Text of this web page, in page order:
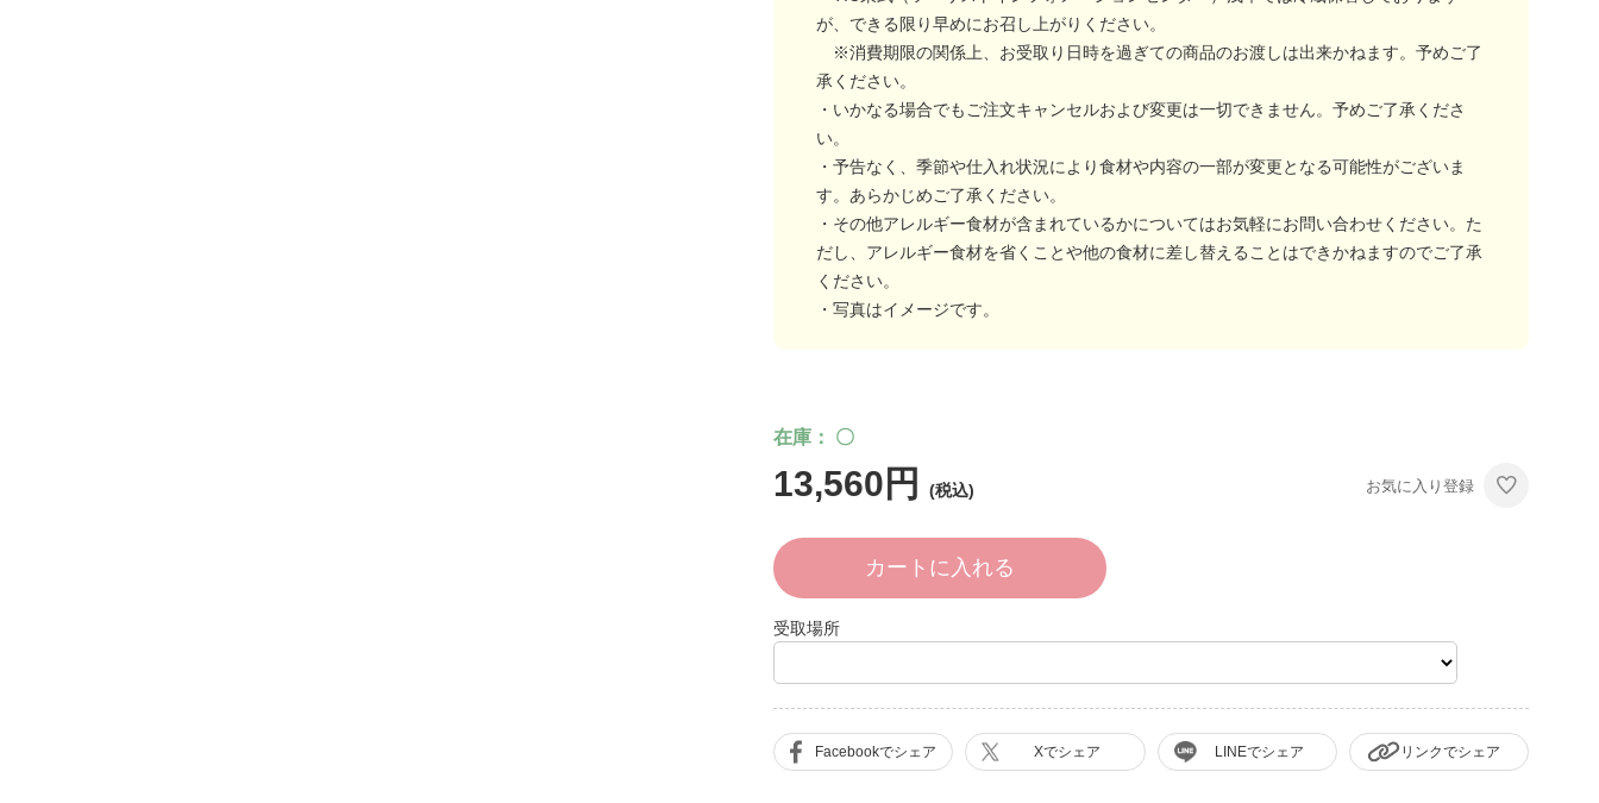
在庫 〇
13,560円 お気に入り登録
受取場所
が、できる限り早めにお召し上がりください。
※消費期限の関係上、お受取り日時を過ぎての商品のお渡しは出来かねます。予めご了
承ください。
・いかなる場合でもご注文キャンセルおよび変更は一切できません。予めご了承くださ
い。
・予告なく、季節や仕入れ状況により食材や内容の一部が変更となる可能性がございま
す。あらかじめご了承ください。
・その他アレルギー食材が含まれているかについてはお気軽にお問い合わせください。た
だし、アレルギー食材を省くことや他の食材に差し替えることはできかねますのでご了承
ください。
・写真はイメージです。
Facebookでシェア Xでシェア LINEでシェア リンクでシェア